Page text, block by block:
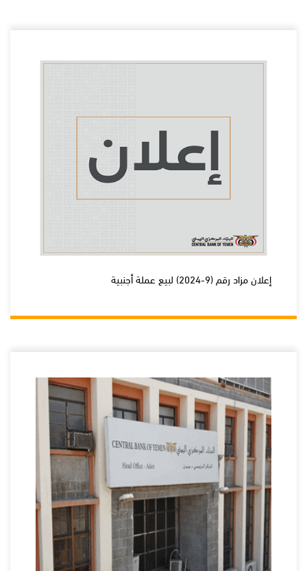
إعلان مزاد رقم (9-2024) لبيع عملة أجنبية